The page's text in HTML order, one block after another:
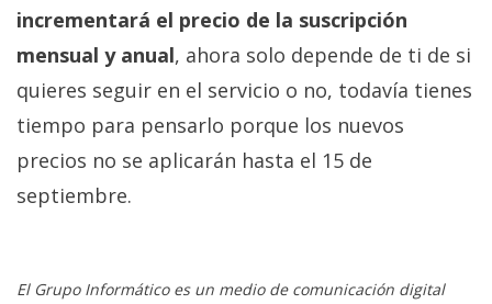
incrementará el precio de la suscripción
mensual y anual, ahora solo depende de ti de si
quieres seguir en el servicio o no, todavía tienes
tiempo para pensarlo porque los nuevos
precios no se aplicarán hasta el 15 de
septiembre.
El Grupo Informático es un medio de comunicación digital